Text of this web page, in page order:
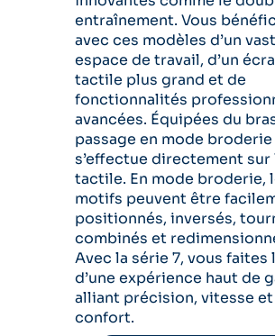
entraînement. Vous
avec ces modèles d’un
espace de travail, d’un
tactile plus grand et de
fonctionnalités
avancées. Équipées du
passage en mode broderie
s’effectue directement sur
tactile. En mode broderie,
motifs peuvent être
positionnés, inversés,
combinés et
Avec la série 7, vous faites
d’une expérience haut de
alliant précision, vitesse et
confort.